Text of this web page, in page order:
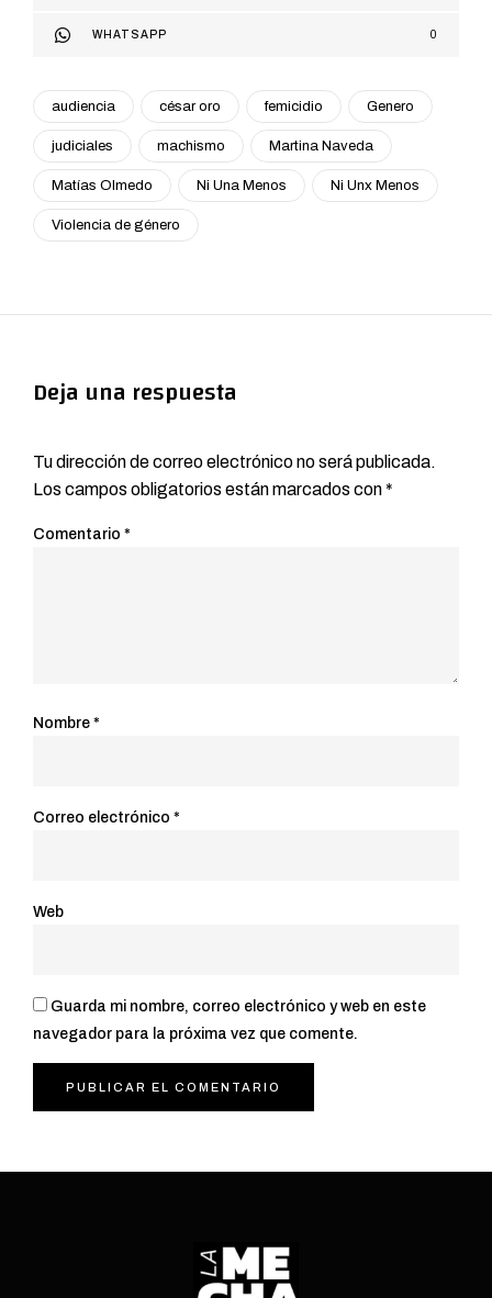
WHATSAPP 0
audiencia césar oro femicidio Genero
judiciales machismo Martina Naveda
Matías Olmedo Ni Una Menos Ni Unx Menos
Violencia de género
Deja una respuesta
Tu dirección de correo electrónico no será publicada.
Los campos obligatorios están marcados con*
Comentario *
Nombre *
Correo electrónico *
Web
Guarda mi nombre, correo electrónico y web en este
navegador para la próxima vez que comente.